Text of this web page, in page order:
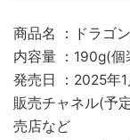
商品名 ：ドラゴ
内容量 ：190g(個
発売日 ：2025年
販売チャネル(予
売店など